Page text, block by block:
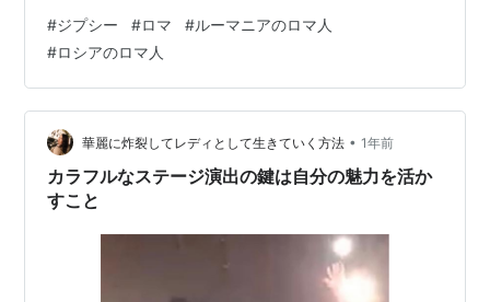
事のようです。 その中の大きなグループが「ロマ人」で
す。最大人口はルーマニアに住んでいます。 Romaと自
称する人々が多く住むのは、ロシアから東ヨーロッパ、
そしてイタリアとギリシャ、トルコなどです。他の地域
は自称名が違います。部族の違いのような感じでしょう
か❓ 14世紀から19世紀に、現代のルーマニ…
#ジプシー #ロマ #ルーマニアのロマ人
#ロシアのロマ人
華麗に炸裂してレディとして生きていく方法 • 1年前
カラフルなステージ演出の鍵は自分の魅力を活か
すこと